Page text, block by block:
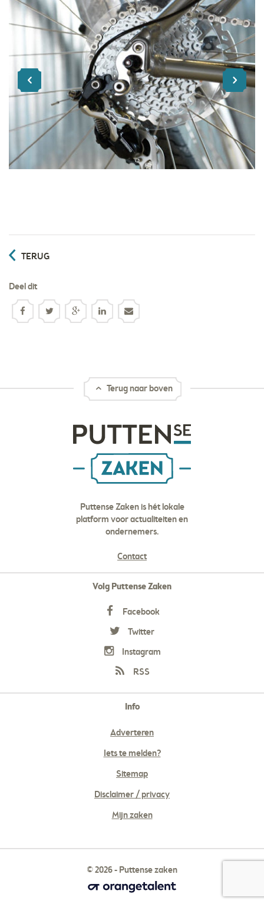
TERUG
Deel dit
Terug naar boven
Puttense Zaken is hét lokale
platform voor actualiteiten en
ondernemers.
Contact
Volg Puttense Zaken
Facebook
Twitter
Instagram
RSS
Info
Adverteren
Iets te melden?
Sitemap
Disclaimer / privacy
Mijn zaken
© 2026 - Puttense zaken